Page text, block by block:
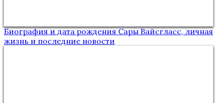
Биография и дата рождения Сары Вайсгласс, личная
жизнь и последние новости